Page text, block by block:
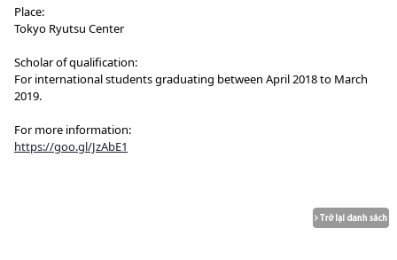
Place:
Tokyo Ryutsu Center
Scholar of qualification:
For international students graduating between April 2018 to March
2019.
For more information:
https://goo.gl/JzAbE1